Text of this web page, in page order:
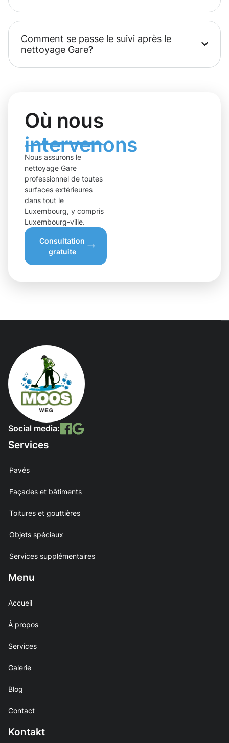
Comment se passe le suivi après le
nettoyage Gare?
Où nous
intervenons
Nous assurons le
nettoyage Gare
professionnel de toutes
surfaces extérieures
dans tout le
Luxembourg, y compris
Luxembourg-ville.
Consultation
gratuite
Social media:
Services
Pavés
Façades et bâtiments
Toitures et gouttières
Objets spéciaux
Services supplémentaires
Menu
Accueil
À propos
Services
Galerie
Blog
Contact
Kontakt